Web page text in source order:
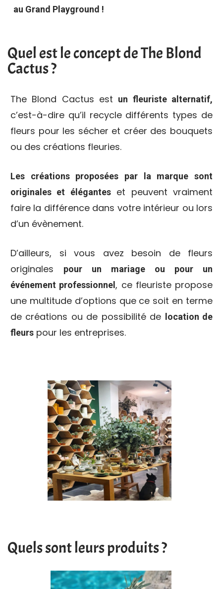
au Grand Playground !
Quel est le concept de The Blond
Cactus ?
The Blond Cactus est un fleuriste alternatif,
c’est-à-dire qu’il recycle différents types de
fleurs pour les sécher et créer des bouquets
ou des créations fleuries.
Les créations proposées par la marque sont
originales et éléganteset peuvent vraiment
faire la différence dans votre intérieur ou lors
d’un évènement.
D’ailleurs, si vous avez besoin de fleurs
originales
pour un mariage ou pour un
événement professionnel , ce fleuriste propose
une multitude d’options que ce soit en terme
de créations ou de possibilité de
location de
fleurs pour les entreprises.
Quels sont leurs produits ?